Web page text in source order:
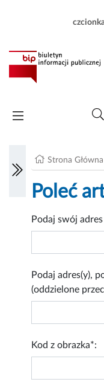
Strona Główna
Poleć
Podaj swój
Podaj adres(y),
(oddzielone
Kod z obrazka*: